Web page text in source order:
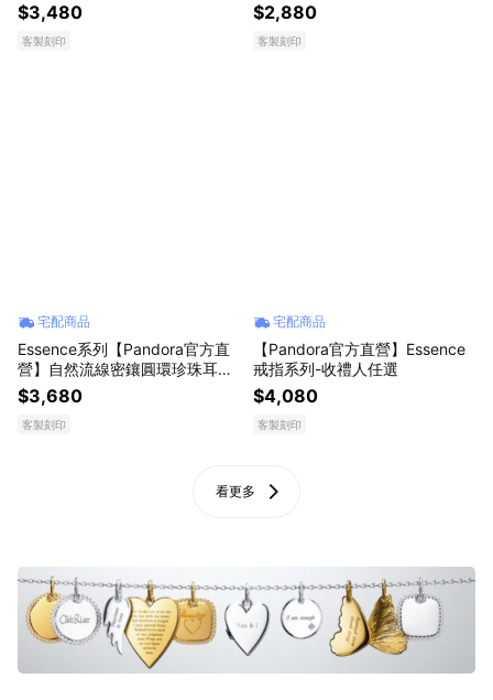
$3,480
客製刻印
$2,880
客製刻印
宅配商品
Essence系列【Pandora官方直
營】自然流線密鑲圓環珍珠耳環-
鍍14k金 永生花束組
$3,680
客製刻印
宅配商品
【Pandora官方直營】Essence
戒指系列-收禮人任選
$4,080
客製刻印
看更多